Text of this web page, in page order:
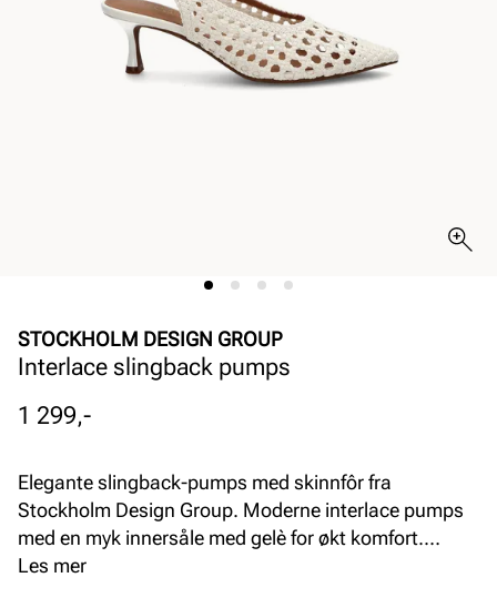
STOCKHOLM DESIGN GROUP
Interlace slingback pumps
Pris
1 299,-
Elegante slingback-pumps med skinnfôr fra
Stockholm Design Group. Moderne interlace pumps
med en myk innersåle med gelè for økt komfort.
Avspisset silhuett i front, og en elegant og
Les mer